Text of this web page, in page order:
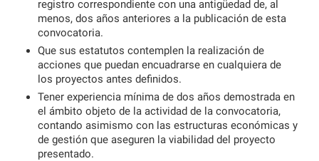
registro correspondiente con una antigüedad de, al
menos, dos años anteriores a la publicación de esta
convocatoria.
Que sus estatutos contemplen la realización de
acciones que puedan encuadrarse en cualquiera de
los proyectos antes definidos.
Tener experiencia mínima de dos años demostrada en
el ámbito objeto de la actividad de la convocatoria,
contando asimismo con las estructuras económicas y
de gestión que aseguren la viabilidad del proyecto
presentado.